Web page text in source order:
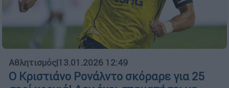
Αθλητισμός|13.01.2026 12:49
Ο Κριστιάνο Ρονάλντο σκόραρε για 25